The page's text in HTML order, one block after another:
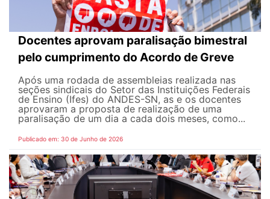
Docentes aprovam paralisação bimestral
pelo cumprimento do Acordo de Greve
Após uma rodada de assembleias realizada nas
seções sindicais do Setor das Instituições Federais
de Ensino (Ifes) do ANDES-SN, as e os docentes
aprovaram a proposta de realização de uma
paralisação de um dia a cada dois meses, como...
Publicado em: 30 de Junho de 2026